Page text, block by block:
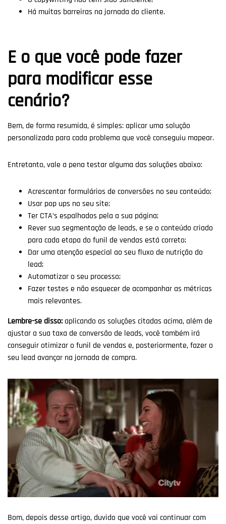
Há muitas barreiras na jornada do cliente.
E o que você pode fazer
para modificar esse
cenário?
Bem, de forma resumida, é simples: aplicar uma solução
personalizada para cada problema que você conseguiu mapear.
Entretanto, vale a pena testar alguma das soluções abaixo:
Acrescentar formulários de conversões no seu conteúdo;
Usar pop ups no seu site;
Ter CTA’s espalhados pela a sua página;
Rever sua segmentação de leads, e se o conteúdo criado
para cada etapa do funil de vendas está correto;
Dar uma atenção especial ao seu fluxo de nutrição do
lead;
Automatizar o seu processo;
Fazer testes e não esquecer de acompanhar as métricas
mais relevantes.
Lembre-se disso: aplicando as soluções citadas acima, além de
ajustar a sua taxa de conversão de leads, você também irá
conseguir otimizar o funil de vendas e, posteriormente, fazer o
seu lead avançar na jornada de compra.
Bom, depois desse artigo, duvido que você vai continuar com